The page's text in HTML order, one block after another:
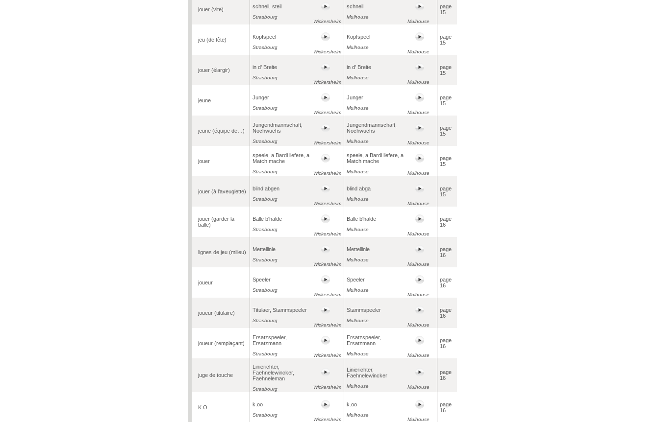
jouer (vite) schnell, steil
Strasbourg
Wickersheim
schnell
Mulhouse
Mulhouse
page
15
jeu (de tête) Kopfspeel
Strasbourg
Wickersheim
Kopfspeel
Mulhouse
Mulhouse
page
15
jouer (élargir) in d' Breite
Strasbourg
Wickersheim
in d' Breite
Mulhouse
Mulhouse
page
15
jeune Junger
Strasbourg
Wickersheim
Junger
Mulhouse
Mulhouse
page
15
jeune (équipe de…)
Jungendmannschaft,
Nochwuchs
Strasbourg Wickersheim
Jungendmannschaft,
Nochwuchs
Mulhouse Mulhouse
page
15
jouer
speele, a Bardi liefere, a
Match mache
Strasbourg Wickersheim
speele, a Bardi liefere, a
Match mache
Mulhouse Mulhouse
page
15
jouer (à l'aveuglette) blind abgen
Strasbourg
Wickersheim
blind abga
Mulhouse
Mulhouse
page
15
jouer (garder la
balle)
Balle b'halde
Strasbourg
Wickersheim
Balle b'halde
Mulhouse
Mulhouse
page
16
lignes de jeu (milieu) Mettellinie
Strasbourg
Wickersheim
Mettellinie
Mulhouse
Mulhouse
page
16
joueur Speeler
Strasbourg
Wickersheim
Speeler
Mulhouse
Mulhouse
page
16
joueur (titulaire) Titulaer, Stammspeeler
Strasbourg
Wickersheim
Stammspeeler
Mulhouse
Mulhouse
page
16
joueur (remplaçant)
Ersatzspeeler,
Ersatzmann
Strasbourg Wickersheim
Ersatzspeeler,
Ersatzmann
Mulhouse Mulhouse
page
16
juge de touche
Linierichter,
Faehnelewincker,
Faehneleman
Strasbourg Wickersheim
Linierichter,
Faehnelewincker
Mulhouse Mulhouse
page
16
K.O. k.oo
Strasbourg
Wickersheim
k.oo
Mulhouse
Mulhouse
page
16